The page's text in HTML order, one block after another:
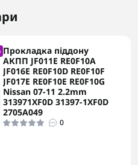
Прокладка піддону
АКПП JF011E RE0F10A
JF016E RE0F10D RE0F10F
JF017E RE0F10E RE0F10G
Nissan 07-11 2.2mm
313971XF0D 31397-1XF0D
2705A049
0